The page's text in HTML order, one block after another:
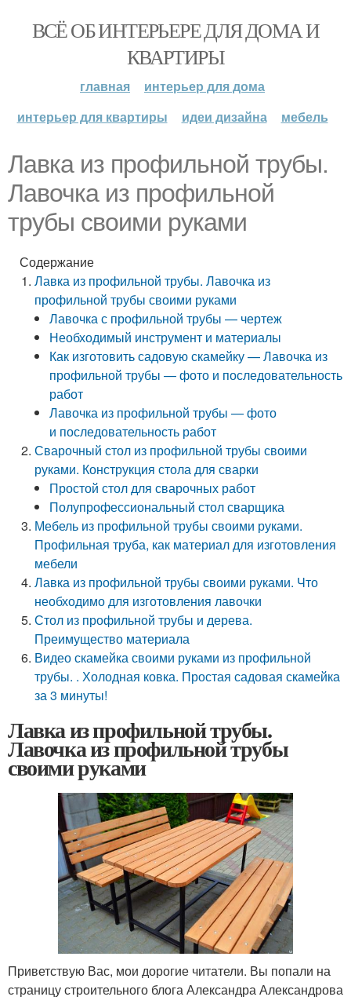
ВСЁ ОБ ИНТЕРЬЕРЕ ДЛЯ ДОМА И
КВАРТИРЫ
главная
интерьер для дома
интерьер для квартиры
идеи дизайна мебель
Лавка из профильной трубы.
Лавочка из профильной
трубы своими руками
Содержание
Лавка из профильной трубы. Лавочка из
профильной трубы своими руками
Лавочка с профильной трубы — чертеж
Необходимый инструмент и материалы
Как изготовить садовую скамейку — Лавочка из
профильной трубы — фото и последовательность
работ
Лавочка из профильной трубы — фото
и последовательность работ
Сварочный стол из профильной трубы своими
руками. Конструкция стола для сварки
Простой стол для сварочных работ
Полупрофессиональный стол сварщика
Мебель из профильной трубы своими руками.
Профильная труба, как материал для изготовления
мебели
Лавка из профильной трубы своими руками. Что
необходимо для изготовления лавочки
Стол из профильной трубы и дерева.
Преимущество материала
Видео скамейка своими руками из профильной
трубы. . Холодная ковка. Простая садовая скамейка
за 3 минуты!
Лавка из профильной трубы.
Лавочка из профильной трубы
своими руками
Приветствую Вас, мои дорогие читатели. Вы попали на
страницу строительного блога Александра Александрова